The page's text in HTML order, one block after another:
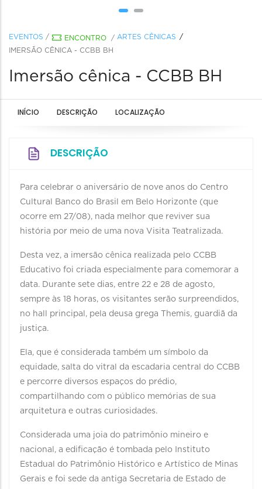
EVENTOS / ENCONTRO / ARTES CÊNICAS
IMERSÃO CÊNICA - CCBB BH
Imersão cênica - CCBB BH
INÍCIO DESCRIÇÃO LOCALIZAÇÃO
DESCRIÇÃO
Para celebrar o aniversário de nove anos do Centro
Cultural Banco do Brasil em Belo Horizonte (que
ocorre em 27/08), nada melhor que reviver sua
história por meio de uma nova Visita Teatralizada.
Desta vez, a imersão cênica realizada pelo CCBB
Educativo foi criada especialmente para comemorar a
data. Durante sete dias, entre 22 e 28 de agosto,
sempre às 18 horas, os visitantes serão surpreendidos,
no hall principal, pela deusa grega Themis, guardiã da
justiça.
Ela, que é considerada também um símbolo da
equidade, salta do vitral da escadaria central do CCBB
e percorre diversos espaços do prédio,
compartilhando com o público memórias de sua
arquitetura e outras curiosidades.
Considerada uma joia do patrimônio mineiro e
nacional, a edificação é tombada pelo Instituto
Estadual do Patrimônio Histórico e Artístico de Minas
Gerais e foi sede da antiga Secretaria de Estado de